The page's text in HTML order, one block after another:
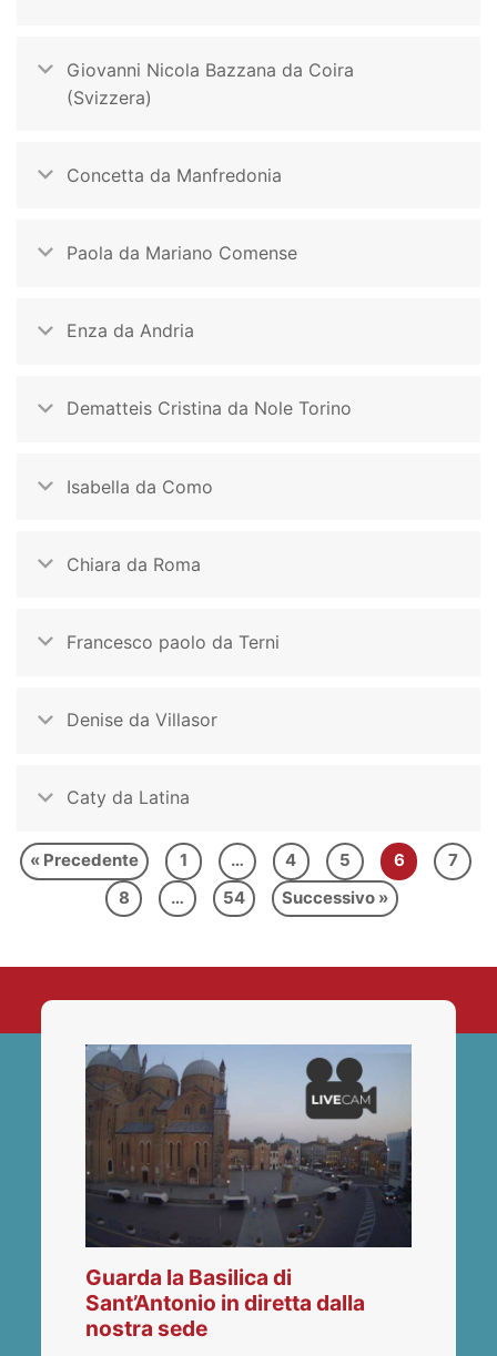
Giovanni Nicola Bazzana da Coira
(Svizzera)
Concetta da Manfredonia
Paola da Mariano Comense
Enza da Andria
Dematteis Cristina da Nole Torino
Isabella da Como
Chiara da Roma
Francesco paolo da Terni
Denise da Villasor
Caty da Latina
« Precedente 1 … 4 5 6
7
8
… 54 Successivo »
Guarda la Basilica di
Sant’Antonio in diretta dalla
nostra sede